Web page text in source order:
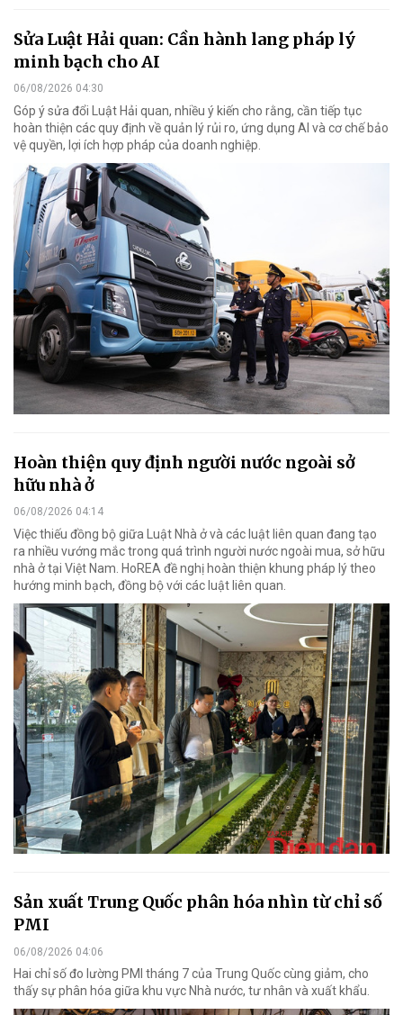
Sửa Luật Hải quan: Cần hành lang pháp lý
minh bạch cho AI
06/08/2026 04:30
Góp ý sửa đổi Luật Hải quan, nhiều ý kiến cho rằng, cần tiếp tục
hoàn thiện các quy định về quản lý rủi ro, ứng dụng AI và cơ chế bảo
vệ quyền, lợi ích hợp pháp của doanh nghiệp.
Hoàn thiện quy định người nước ngoài sở
hữu nhà ở
06/08/2026 04:14
Việc thiếu đồng bộ giữa Luật Nhà ở và các luật liên quan đang tạo
ra nhiều vướng mắc trong quá trình người nước ngoài mua, sở hữu
nhà ở tại Việt Nam. HoREA đề nghị hoàn thiện khung pháp lý theo
hướng minh bạch, đồng bộ với các luật liên quan.
Sản xuất Trung Quốc phân hóa nhìn từ chỉ số
PMI
06/08/2026 04:06
Hai chỉ số đo lường PMI tháng 7 của Trung Quốc cùng giảm, cho
thấy sự phân hóa giữa khu vực Nhà nước, tư nhân và xuất khẩu.